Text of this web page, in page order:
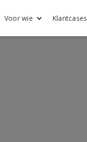
Voor wie Klantcases